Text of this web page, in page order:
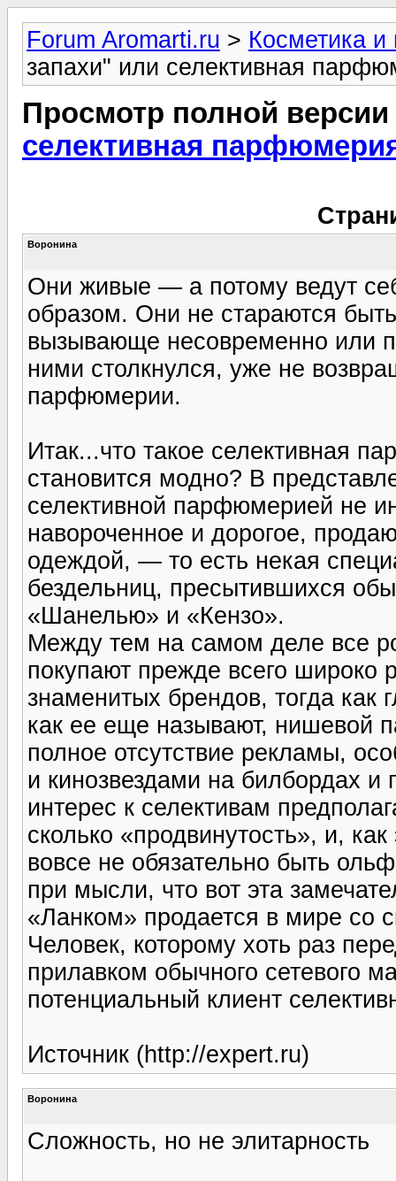
Forum Aromarti.ru > Косметика
запахи" или селективная
Просмотр полной
селективная
Воронина
Они живые — а потому ведут
образом. Они не стараются
вызывающе несовременно или
ними столкнулся, уже не
парфюмерии.
Итак...что такое селективная
становится модно? В
селективной паpфюмеpией не
навороченное и дорогое,
одеждой, — то есть некая
бездельниц, пресытившихся
«Шанелью» и «Кензо».
Между тем на самом деле все
покупают прежде всего широко
знаменитых брендов, тогда как
как ее еще называют, нишевой
полное отсутствие рекламы,
и кинозвездами на билбордах и
интерес к селективам
сколько «продвинутость», и,
вовсе не обязательно быть
при мысли, что вот эта
«Ланком» продается в мире со
Человек, которому хоть раз
прилавком обычного сетевого
потенциальный клиент
Источник (http://expert.ru)
Воронина
Сложность, но не элитарность